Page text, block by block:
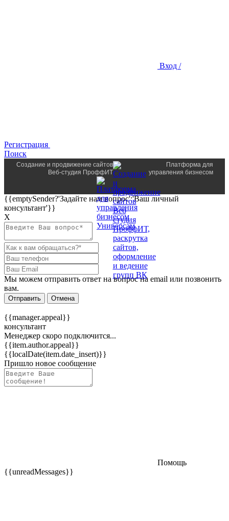
Вход /
Регистрация
Поиск
Создание и продвижение сайтов
Веб-студия ПроффИТ
Платформа для
управления бизнесом
{{emptySender?'Задайте нам вопрос':'Ваш личный
консультант'}}
Х
Мы можем отправить ответ на вопрос на email или позвонить
вам.
Отправить Отмена
{{manager.appeal}}
консультант
Менеджер скоро подключится...
{{item.author.appeal}}
{{localDate(item.date_insert)}}
Пришло новое сообщение
Помощь
{{unreadMessages}}